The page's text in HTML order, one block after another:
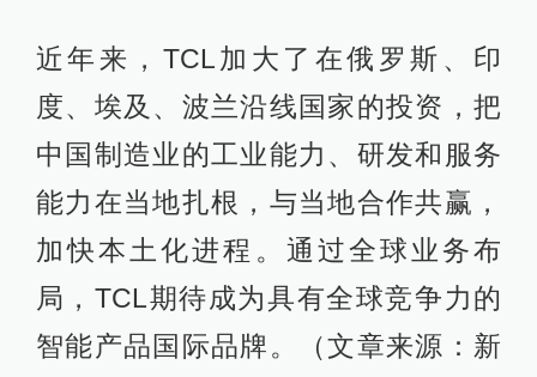
近年来，TCL加大了在俄罗斯、印
度、埃及、波兰沿线国家的投资，把
中国制造业的工业能力、研发和服务
能力在当地扎根，与当地合作共赢，
加快本土化进程。通过全球业务布
局，TCL期待成为具有全球竞争力的
智能产品国际品牌。（文章来源：新